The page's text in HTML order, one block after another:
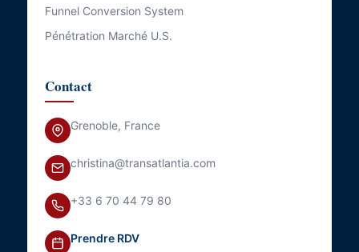
Funnel Conversion System
Pénétration Marché U.S.
Contact
Grenoble, France
christina@transatlantia.com
+33 6 70 44 79 80
Prendre RDV